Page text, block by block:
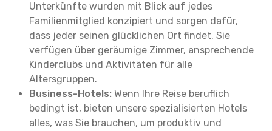
Unterkünfte wurden mit Blick auf jedes
Familienmitglied konzipiert und sorgen dafür,
dass jeder seinen glücklichen Ort findet. Sie
verfügen über geräumige Zimmer, ansprechende
Kinderclubs und Aktivitäten für alle
Altersgruppen.
Business-Hotels: Wenn Ihre Reise beruflich
bedingt ist, bieten unsere spezialisierten Hotels
alles, was Sie brauchen, um produktiv und